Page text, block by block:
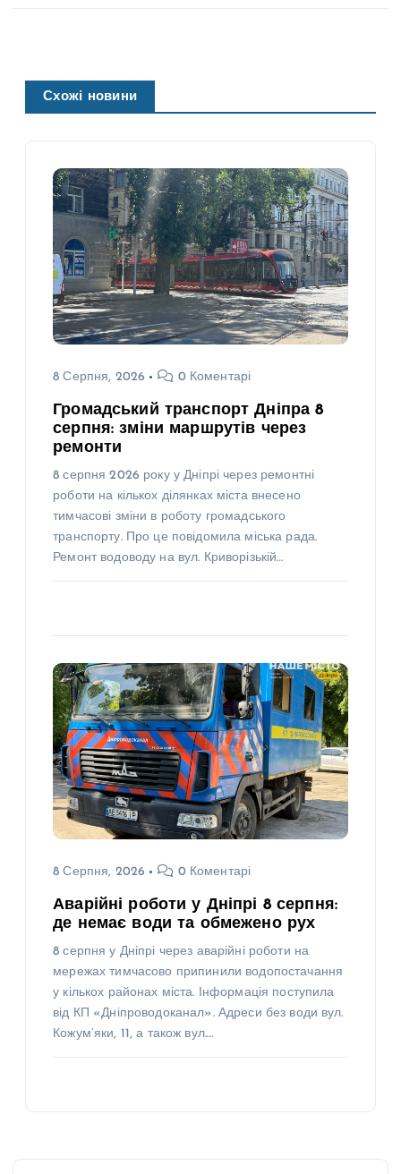
Схожі новини
8 Серпня, 2026 0 Коментарі
Громадський транспорт Дніпра 8
серпня: зміни маршрутів через
ремонти
8 серпня 2026 року у Дніпрі через ремонтні
роботи на кількох ділянках міста внесено
тимчасові зміни в роботу громадського
транспорту. Про це повідомила міська рада.
Ремонт водоводу на вул. Криворізькій…
8 Серпня, 2026 0 Коментарі
Аварійні роботи у Дніпрі 8 серпня:
де немає води та обмежено рух
8 серпня у Дніпрі через аварійні роботи на
мережах тимчасово припинили водопостачання
у кількох районах міста. Інформація поступила
від КП «Дніпроводоканал». Адреси без води вул.
Кожум’яки, 11, а також вул.…